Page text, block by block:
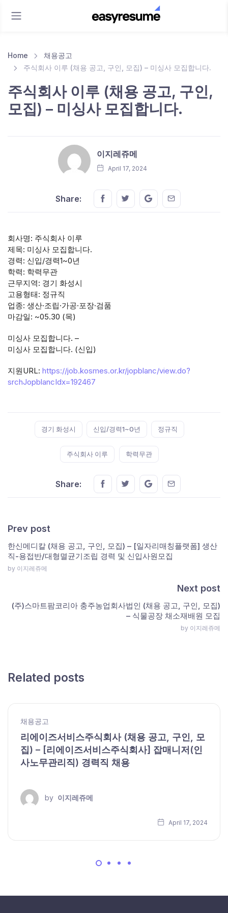
Home
채용공고
주식회사 이루 (채용 공고, 구인, 모집) – 미싱사 모집합니다.
주식회사 이루 (채용 공고, 구인,
모집) – 미싱사 모집합니다.
이지레쥬메
April 17, 2024
Share: Share this on FaceBook
Share this on Twitter
Share this on GMail
Share this on
회사명: 주식회사 이루
제목: 미싱사 모집합니다.
경력: 신입/경력1~0년
학력: 학력무관
근무지역: 경기 화성시
고용형태: 정규직
업종: 생산·조립·가공·포장·검품
마감일: ~05.30 (목)
미싱사 모집합니다. –
미싱사 모집합니다. (신입)
지원URL: https://job.kosmes.or.kr/jopblanc/view.do?
srchJopblancIdx=192467
경기 화성시 신입/경력1~0년 정규직
주식회사 이루 학력무관
Share: Share this on FaceBook
Share this on Twitter
Share this on GMail
Share this on
Prev post
한신메디칼 (채용 공고, 구인, 모집) – [일자리매칭플랫폼] 생산
직-용접반/대형멸균기조립 경력 및 신입사원모집
by 이지레쥬메
Next post
(주)스마트팜코리아 충주농업회사법인 (채용 공고, 구인, 모집)
– 식물공장 채소재배원 모집
by 이지레쥬메
Related posts
채용공고
리에이즈서비스주식회사 (채용 공고, 구인, 모
집) – [리에이즈서비스주식회사] 잡매니저(인
사노무관리직) 경력직 채용
by 이지레쥬메
April 17, 2024